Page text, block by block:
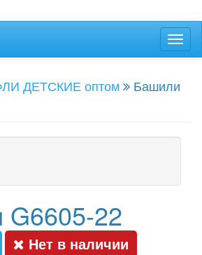
ДЕТСКИЕ оптом
Башили
22
Нет в наличии